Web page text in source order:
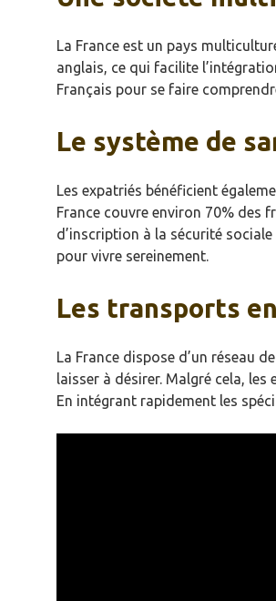
La France est un pays
anglais, ce qui facilite
Français pour se faire
Le système de
Les expatriés bénéficient
France couvre environ 70% des
d’inscription à la sécurité
pour vivre sereinement.
Les transports
La France dispose d’un réseau de
laisser à désirer. Malgré cela,
En intégrant rapidement les